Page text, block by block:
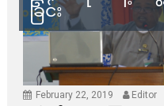
ခြင်း
February 22, 2019 Editor